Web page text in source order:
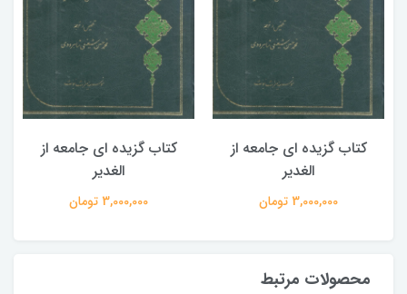
کتاب گزیده ای جامعه از
الغدیر
3,000,000 تومان
کتاب گزیده ای جامعه از
الغدیر
3,000,000 تومان
محصولات مرتبط